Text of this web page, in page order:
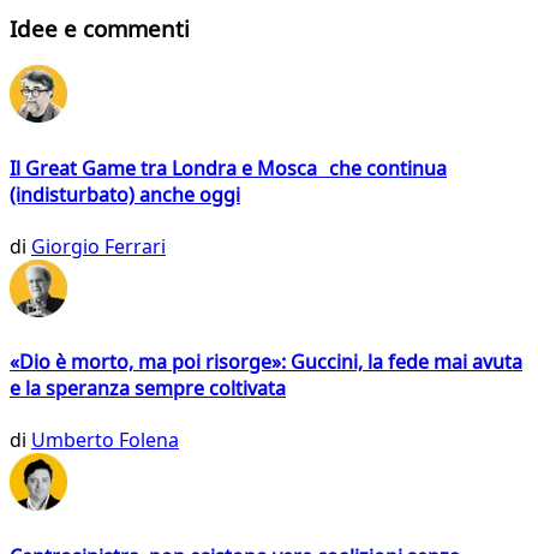
Idee e commenti
Il Great Game tra Londra e Mosca che continua
(indisturbato) anche oggi
di Giorgio Ferrari
«Dio è morto, ma poi risorge»: Guccini, la fede mai avuta
e la speranza sempre coltivata
di Umberto Folena